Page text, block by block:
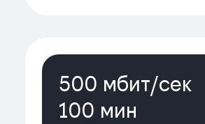
500 мбит/cек
100 мин